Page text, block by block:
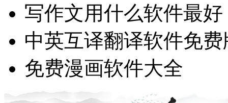
写作文用什么软件最好
中英互译翻译软件免
免费漫画软件大全